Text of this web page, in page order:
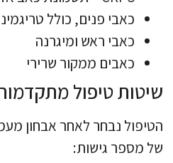
כאבי פנים, כולל
כאבי ראש ומיגרנה
כאבים ממקור שרירי
שיטות טיפול
הטיפול נבחר לאחר אבחון
של מספר גישות: